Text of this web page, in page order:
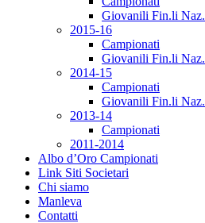
Giovanili Fin.li Naz.
2015-16
Campionati
Giovanili Fin.li Naz.
2014-15
Campionati
Giovanili Fin.li Naz.
2013-14
Campionati
2011-2014
Albo d’Oro Campionati
Link Siti Societari
Chi siamo
Manleva
Contatti